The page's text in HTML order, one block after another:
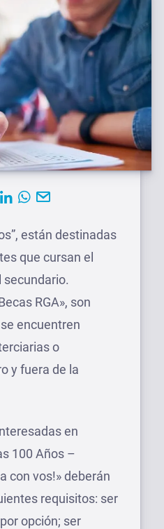
están destinadas
que cursan el
secundario.
RGA», son
encuentren
o
y fuera de la
en
100 Años –
con vos!» deberán
requisitos: ser
opción; ser